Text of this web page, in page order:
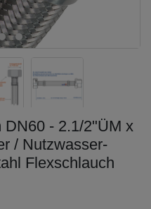
- 2.1/2"ÜM x
/ Nutzwasser-
Flexschlauch